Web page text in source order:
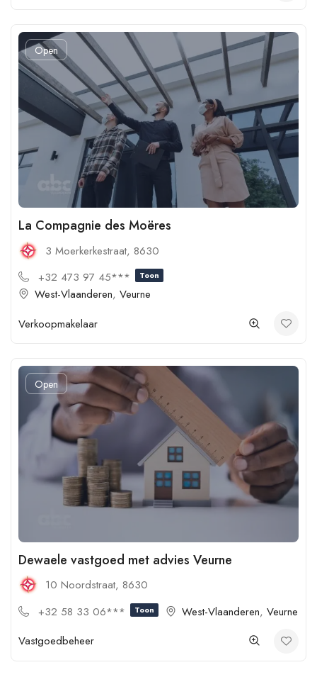
Open
La Compagnie des Moëres
3 Moerkerkestraat, 8630
+32 473 97 45***
Toon
West-Vlaanderen, Veurne
Verkoopmakelaar
Open
Dewaele vastgoed met advies Veurne
10 Noordstraat, 8630
+32 58 33 06***
Toon West-Vlaanderen, Veurne
Vastgoedbeheer